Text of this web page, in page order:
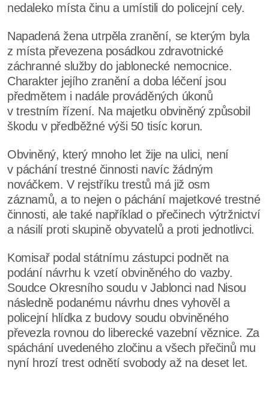
nedaleko místa činu a umístili do policejní cely.
Napadená žena utrpěla zranění, se kterým byla
z místa převezena posádkou zdravotnické
záchranné služby do jablonecké nemocnice.
Charakter jejího zranění a doba léčení jsou
předmětem i nadále prováděných úkonů
v trestním řízení. Na majetku obviněný způsobil
škodu v předběžné výši 50 tisíc korun.
Obviněný, který mnoho let žije na ulici, není
v páchání trestné činnosti navíc žádným
nováčkem. V rejstříku trestů má již osm
záznamů, a to nejen o páchání majetkové trestné
činnosti, ale také například o přečinech výtržnictví
a násilí proti skupině obyvatelů a proti jednotlivci.
Komisař podal státnímu zástupci podnět na
podání návrhu k vzetí obviněného do vazby.
Soudce Okresního soudu v Jablonci nad Nisou
následně podanému návrhu dnes vyhověl a
policejní hlídka z budovy soudu obviněného
převezla rovnou do liberecké vazební věznice. Za
spáchání uvedeného zločinu a všech přečinů mu
nyní hrozí trest odnětí svobody až na deset let.